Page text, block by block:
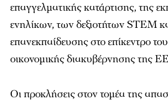
επαγγελματικής κατάρτισης, της
ενηλίκων, των δεξιοτήτων STEM
επανεκπαίδευσης στο επίκεντρο
οικονομικής διακυβέρνησης της
Οι προκλήσεις στον τομέα της